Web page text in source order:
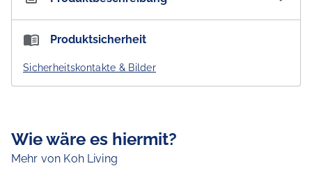
Koh Living Aboriginal Stainless Steel Water Bottle
Verantwortlicher Lebensmittelunternehmer
Produktsicherheit
Sicherheitskontakte & Bilder
Wie wäre es hiermit?
Mehr von Koh Living